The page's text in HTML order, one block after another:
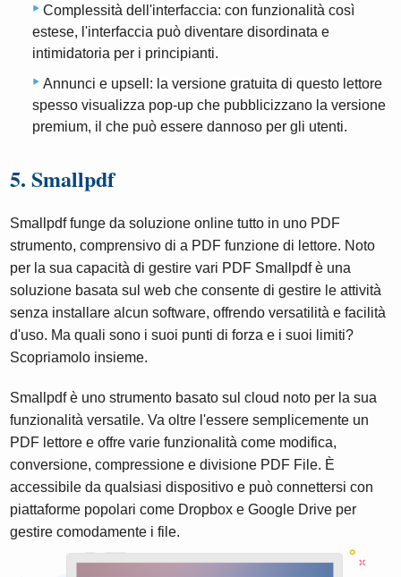
Complessità dell'interfaccia: con funzionalità così
estese, l'interfaccia può diventare disordinata e
intimidatoria per i principianti.
Annunci e upsell: la versione gratuita di questo lettore
spesso visualizza pop-up che pubblicizzano la versione
premium, il che può essere dannoso per gli utenti.
5. Smallpdf
Smallpdf funge da soluzione online tutto in uno PDF
strumento, comprensivo di a PDF funzione di lettore. Noto
per la sua capacità di gestire vari PDF Smallpdf è una
soluzione basata sul web che consente di gestire le attività
senza installare alcun software, offrendo versatilità e facilità
d'uso. Ma quali sono i suoi punti di forza e i suoi limiti?
Scopriamolo insieme.
Smallpdf è uno strumento basato sul cloud noto per la sua
funzionalità versatile. Va oltre l'essere semplicemente un
PDF lettore e offre varie funzionalità come modifica,
conversione, compressione e divisione PDF File. È
accessibile da qualsiasi dispositivo e può connettersi con
piattaforme popolari come Dropbox e Google Drive per
gestire comodamente i file.